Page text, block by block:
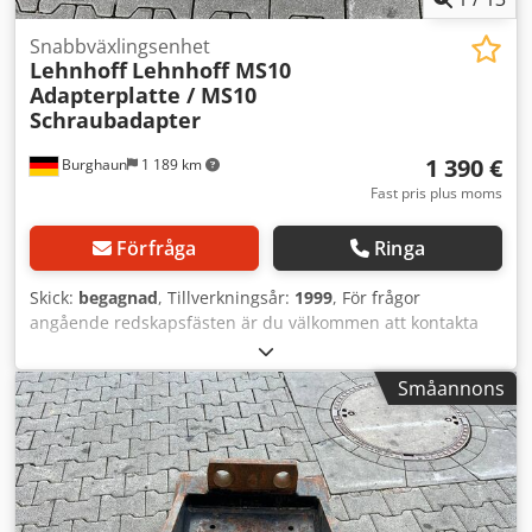
Burghaun 1 189 km
Snabbväxlingsenhet
Lehnhoff Lehnhoff MS10
Adapterplatte / MS10
Schraubadapter
1 390 €
Fast pris plus moms
Förfråga Ringa
Skick: begagnad, Tillverkningsår: 1999, För frågor
angående redskapsfästen är du välkommen att kontakta
herr Herden (på telefonnummer: ...). Lehnhoff MS10
adapterplatta / MS10 skruvadapter / Tillverkningsår: 1999 /
finns i lager och är omedelbart tillgänglig. Pris: 1 390,00 €
exklusive moms / 1 654,10 € inklusive moms. Egenvikt (kg):
210 Se bifogade bilder för exakta mått på hålen. I vårt
lager har vi ett mycket stort urval av olika redskapsfästen
som är omedelbart tillgängliga! Herr Herden
(telefonnummer: ...) hjälper dig gärna. På begäran kan vi
Småannons